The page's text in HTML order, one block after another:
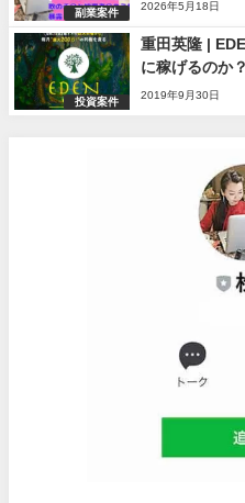
副業案件
2026年5月18日
投資案件
重田英隆 |
に稼げるのか？
2019年9月30日